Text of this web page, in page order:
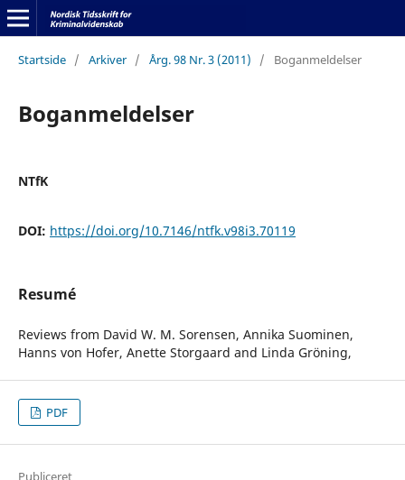
Startside / Arkiver / Årg. 98 Nr. 3 (2011) / Boganmeldelser
Boganmeldelser
NTfK
DOI: https://doi.org/10.7146/ntfk.v98i3.70119
Resumé
Reviews from David W. M. Sorensen, Annika Suominen,
Hanns von Hofer, Anette Storgaard and Linda Gröning,
PDF
Publiceret